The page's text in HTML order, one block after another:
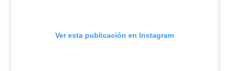
Ver esta publicación en Instagram